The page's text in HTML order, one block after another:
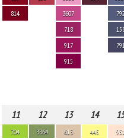
814
3607
718
917
915
792
11 12 13 14 15
704
3364
613
445
951